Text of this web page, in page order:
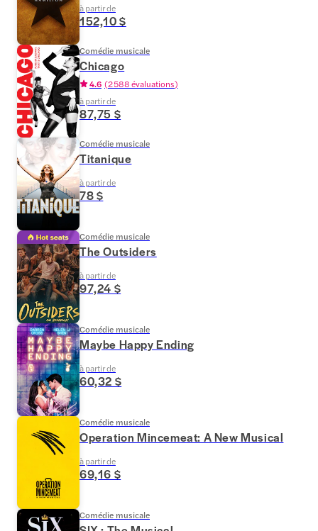
à partir de
152,10 $
Comédie musicale
Chicago
4.6 (2 588 évaluations)
à partir de
87,75 $
Comédie musicale
Titanique
à partir de
78 $
Comédie musicale
The Outsiders
à partir de
97,24 $
Comédie musicale
Maybe Happy Ending
à partir de
60,32 $
Comédie musicale
Operation Mincemeat: A New Musical
à partir de
69,16 $
Comédie musicale